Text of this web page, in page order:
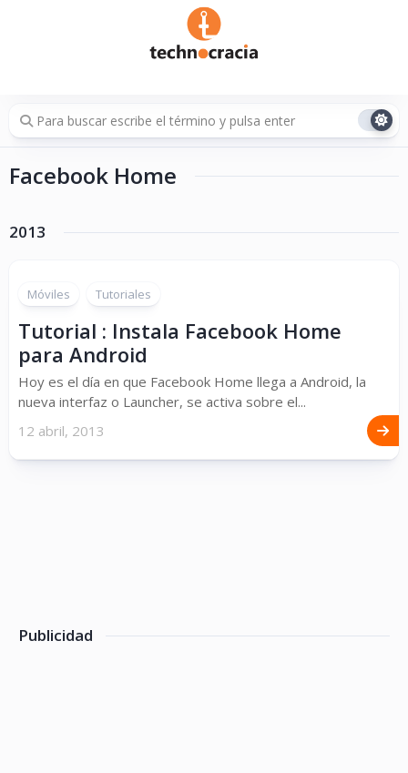
Facebook Home
2013
Móviles Tutoriales
Tutorial : Instala Facebook Home
para Android
Hoy es el día en que Facebook Home llega a Android, la
nueva interfaz o Launcher, se activa sobre el...
12 abril, 2013
Publicidad